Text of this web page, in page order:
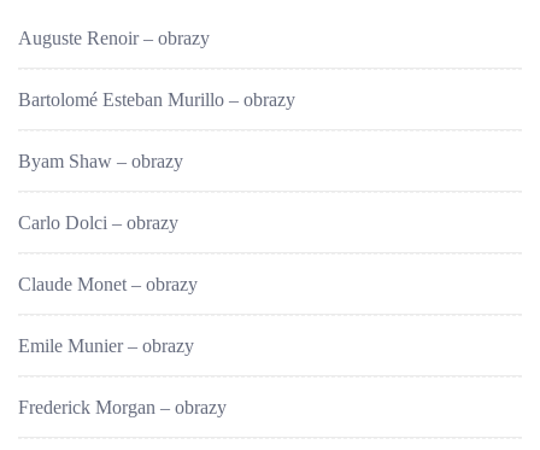
Auguste Renoir – obrazy
Bartolomé Esteban Murillo – obrazy
Byam Shaw – obrazy
Carlo Dolci – obrazy
Claude Monet – obrazy
Emile Munier – obrazy
Frederick Morgan – obrazy